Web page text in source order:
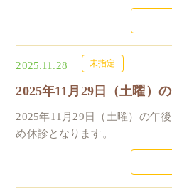
2025.11.28 未指定
2025年11月29日（土曜）
2025年11月29日（土曜）の午
め休診となります。